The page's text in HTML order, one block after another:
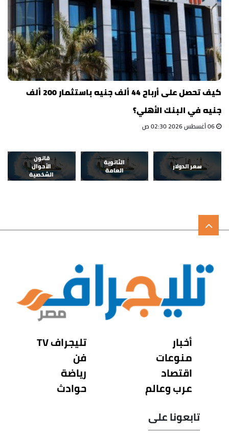
كيف تحصل على أرباح 44 ألف جنيه باستثمار 200 ألف
جنيه في البنك الأهلي؟
سعر الدولار
الثانوية
العامة
قانون
الأحوال
الشخصية
أخبار
منوعات
اقتصاد
عرب وعالم
تليجراف TV
فن
رياضة
حوادث
تابعونا على